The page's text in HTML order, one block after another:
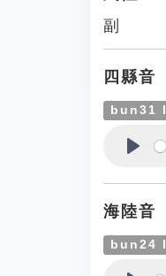
副
四縣音
bun31
海陸音
bun24